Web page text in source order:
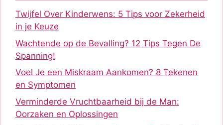
Twijfel Over Kinderwens: 5 Tips voor Zekerheid
in je Keuze
Wachtende op de Bevalling? 12 Tips Tegen De
Spanning!
Voel Je een Miskraam Aankomen? 8 Tekenen
en Symptomen
Verminderde Vruchtbaarheid bij de Man:
Oorzaken en Oplossingen